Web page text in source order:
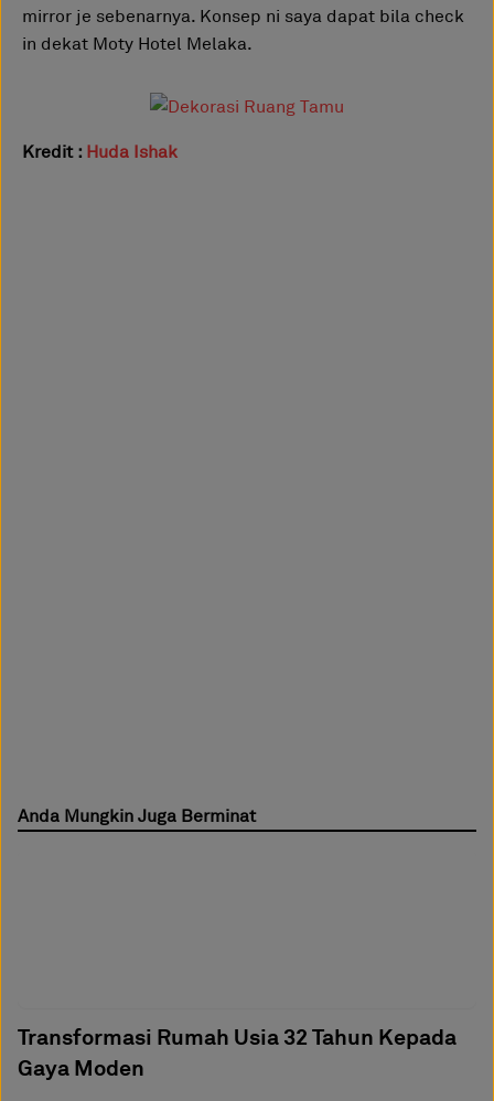
mirror je sebenarnya. Konsep ni saya dapat bila check
in dekat Moty Hotel Melaka.
Kredit : Huda Ishak
Anda Mungkin Juga Berminat
Transformasi Rumah Usia 32 Tahun Kepada
Gaya Moden